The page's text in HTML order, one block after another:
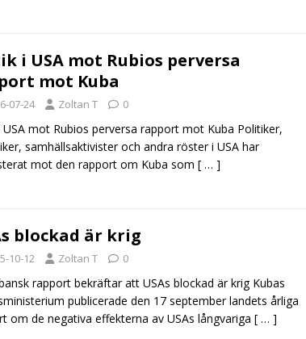
i USA mot Rubios perversa
mot Kuba
07-24 Zoltan T 0
USA mot Rubios perversa rapport mot Kuba Politiker,
samhällsaktivister och andra röster i USA har
mot den rapport om Kuba som [ … ]
blockad är krig
10-12 Zoltan T 0
rapport bekräftar att USAs blockad är krig Kubas
publicerade den 17 september landets årliga
om de negativa effekterna av USAs långvariga [ … ]